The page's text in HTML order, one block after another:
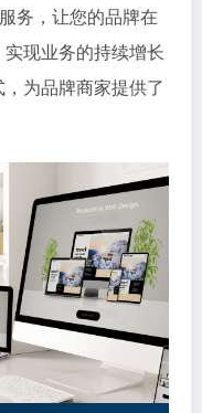
务，让您的品牌在
现业务的持续增长
为品牌商家提供了